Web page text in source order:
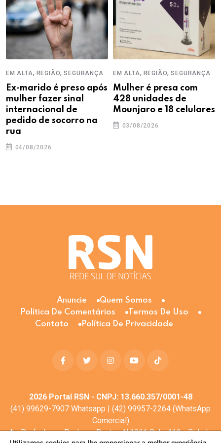
EM ALTA, REGIÃO,SEGURANÇA
Ex-marido é preso após
mulher fazer sinal
internacional de
pedido de socorro na
rua
04/08/2026
EM ALTA, REGIÃO,SEGURANÇA
Mulher é presa com
428 unidades de
Mounjaro e 18 celulares
03/08/2026
Anuncie
Quem Somos
Política De Comentários
Termos De Uso
Contato
Política De Privacidade
2026Portal RSN - CNPJ: 13.660.357/0001-48
(41) 99629-7907 Whatsapp | (42) 99957-2264 (WhatsApp
Comercial)
Av. Profa. Laura Pacheco Bastos N:1011 Sala: 112 - Cidade